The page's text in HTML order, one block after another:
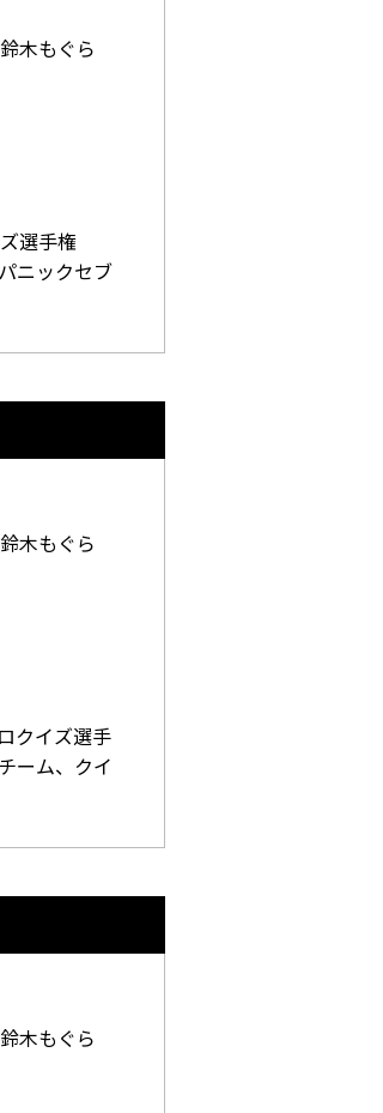
木もぐら
選手権
ニックセブ
木もぐら
クイズ選手
ーム、クイ
木もぐら